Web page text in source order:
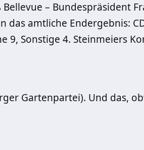
Bellevue – Bundespräsident
amtliche Endergebnis:
9, Sonstige 4. Steinmeiers
Gartenpartei). Und das,